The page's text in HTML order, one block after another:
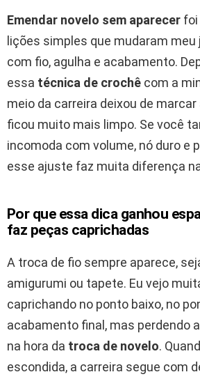
Emendar novelo sem aparecer foi
lições simples que mudaram
com fio, agulha e acabamento.
essa técnica de crochê com a
meio da carreira deixou de
ficou muito mais limpo. Se você
incomoda com volume, nó duro e
esse ajuste faz muita diferença
Por que essa dica ganhou
faz peças caprichadas
A troca de fio sempre aparece,
amigurumi ou tapete. Eu vejo
caprichando no ponto baixo, no
acabamento final, mas perdendo
na hora da troca de novelo.
escondida, a carreira segue com